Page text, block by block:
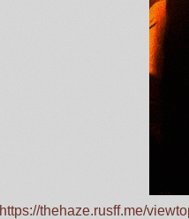
https://thehaze.rusff.me/